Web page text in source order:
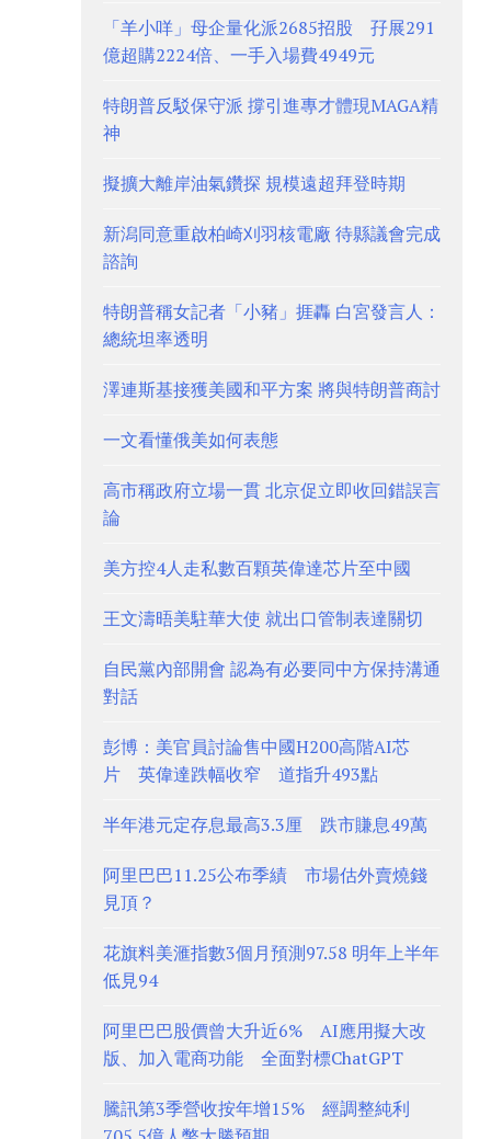
「羊小咩」母企量化派2685招股 孖展291
億超購2224倍、一手入場費4949元
特朗普反駁保守派 撐引進專才體現MAGA精
神
擬擴大離岸油氣鑽探 規模遠超拜登時期
新潟同意重啟柏崎刈羽核電廠 待縣議會完成
諮詢
特朗普稱女記者「小豬」捱轟 白宮發言人：
總統坦率透明
澤連斯基接獲美國和平方案 將與特朗普商討
一文看懂俄美如何表態
高市稱政府立場一貫 北京促立即收回錯誤言
論
美方控4人走私數百顆英偉達芯片至中國
王文濤晤美駐華大使 就出口管制表達關切
自民黨內部開會 認為有必要同中方保持溝通
對話
彭博：美官員討論售中國H200高階AI芯
片 英偉達跌幅收窄 道指升493點
半年港元定存息最高3.3厘 跌市賺息49萬
阿里巴巴11.25公布季績 市場估外賣燒錢
見頂？
花旗料美滙指數3個月預測97.58 明年上半年
低見94
阿里巴巴股價曾大升近6% AI應用擬大改
版、加入電商功能 全面對標ChatGPT
騰訊第3季營收按年增15% 經調整純利